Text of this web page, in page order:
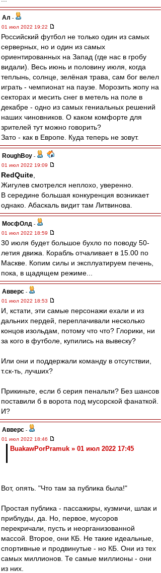
Ал -
01 июл 2022 19:22
Российский футбол не только один из самых
серверных, но и один из самых
ориентированных на Запад (где нас в гробу
видали). Весь июнь и половину июля, когда
теплынь, солнце, зелёная трава, сам бог велел
играть - чемпионат на паузе. Морозить жопу на
секторах и месить снег в метель на поле в
декабре - одно из самых гениальных решений
наших чиновников. О каком комфорте для
зрителей тут можно говорить?
Зато - как в Европе. Куда теперь не зовут.
RoughBoy -
01 июл 2022 19:09
RedQuite
Жигулев смотрелся неплохо, уверенно.
В середине большая конкуренция возникает
однако. Абаскаль видит там Литвинова.
МосфОлд -
01 июл 2022 18:59
30 июля будет большое бухло по поводу 50-
летия движа. Корабль отчаливает в 15.00 по
Маскве. Копим силы и эксплуатируем печень,
пока, в щадящем режиме...
Авверс -
01 июл 2022 18:53
И, кстати, эти самые персонажи ехали и из
дальних пердей, переплачивали несколько
концов изольдам, потому что что? Глорики, ни
за кого в футболе, купились на вывеску?
Или они и поддержали команду в отсутствии,
т.ск-ть, лучших?
Прикиньте, если б серия пенальти? Без шансов
поставили б в ворота под мусорской фанаткой.
И?
Авверс -
01 июл 2022 18:46
BuakawPorPramuk » 01 июл 2022 17:45
Вот, опять. "Что там за публика была!"
Простая публика - пассажиры, кузмичи, шлак и
приблуды, да. Но, первое, мусоров
перекричали, пусть и неорганизованной
массой. Второе, они КБ. Не такие идеальные,
спортивные и продвинутые - но КБ. Они из тех
самых миллионов. Те самые миллионы - они
из них.